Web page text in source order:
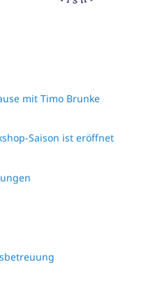
mit Timo Brunke
Saison ist eröffnet